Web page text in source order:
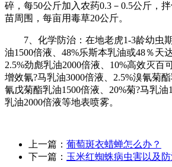
碎，每50公斤加入农药0.3－0.5公斤，
苗周围，每亩用毒草20公斤。
7、化学防治：在地老虎1-3龄幼虫期
油1500倍液、48%乐斯本乳油或48％天
2.5%劲彪乳油2000倍液、10%高效灭百
增效氰?马乳油3000倍液、2.5%溴氰菊
氰戊菊酯乳油1500倍液、20%菊?马乳油
乳油2000倍液等地表喷雾。
上一篇： 葡萄斑衣蜡蝉怎么办？
下一篇： 玉米红蜘蛛病虫害以及